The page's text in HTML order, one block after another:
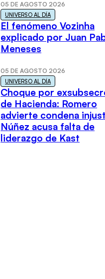
05 DE AGOSTO 2026
UNIVERSO AL DÍA
El fenómeno Vozinha
explicado por Juan
Meneses
05 DE AGOSTO 2026
UNIVERSO AL DÍA
Choque por
de Hacienda: Romero
advierte condena
Núñez acusa falta de
liderazgo de Kast